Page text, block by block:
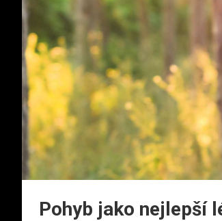
Pohyb jako nejlepší